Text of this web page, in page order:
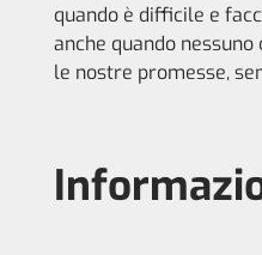
quando è difficile e
anche quando
le nostre promesse,